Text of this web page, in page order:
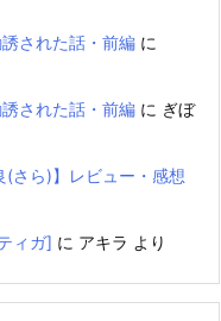
された話・前編 に
された話・前編 に ぎぼ
(さら)】レビュー・感想
ィガ] に アキラ より